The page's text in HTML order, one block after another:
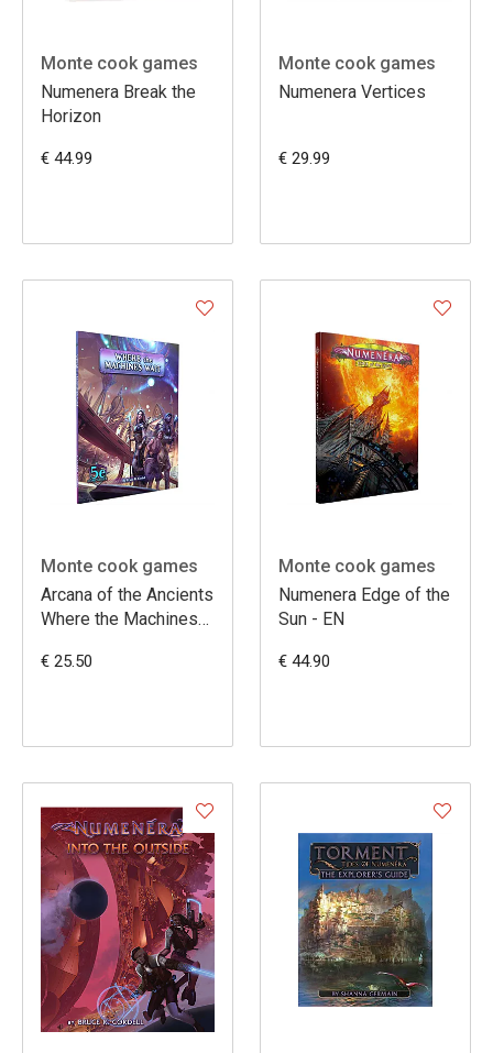
Monte cook games
Numenera Break the
Horizon
€ 44.99
Monte cook games
Numenera Vertices
€ 29.99
Monte cook games
Arcana of the Ancients
Where the Machines
€ 25.50
Monte cook games
Numenera Edge of the
Sun - EN
€ 44.90